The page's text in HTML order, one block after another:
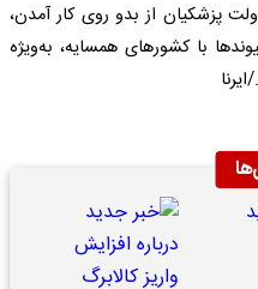
پزشکیان از بدو روی کار آمدن،
با کشورهای همسایه، به‌ویژه